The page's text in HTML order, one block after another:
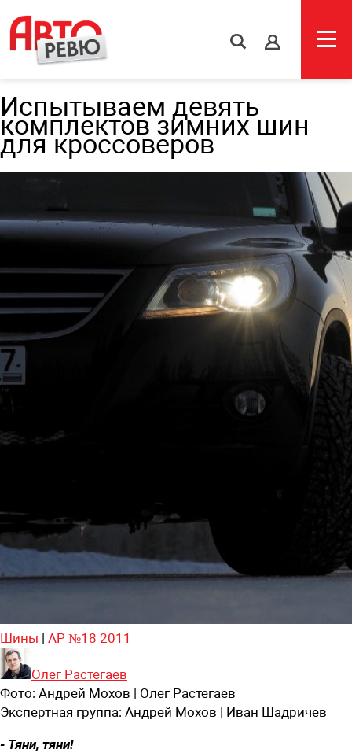
s
Испытываем девять
комплектов зимних шин
для кроссоверов
Шины | АР №18 2011
Олег Растегаев
Фото: Андрей Мохов | Олег Растегаев
Экспертная группа: Андрей Мохов | Иван Шадричев
- Тяни, тяни!